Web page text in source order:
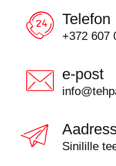
Telefon
+372 607
e-post
Sinilille